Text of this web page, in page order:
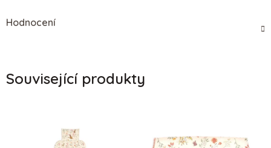
Hodnocení
Související produkty